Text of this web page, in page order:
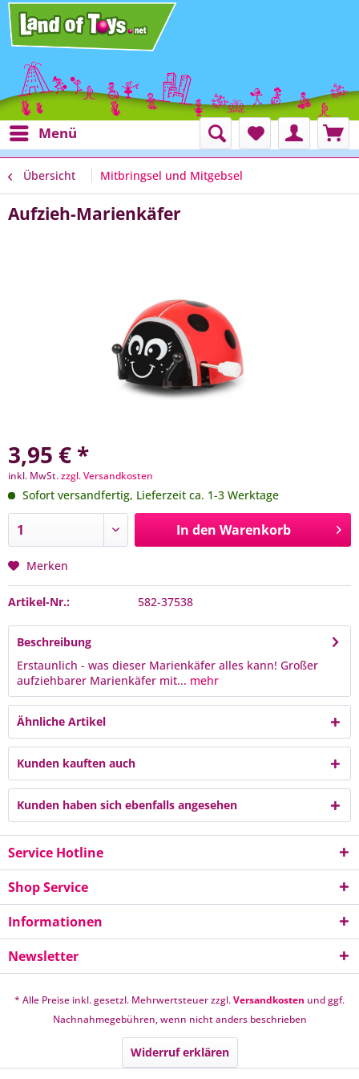
Menü
Übersicht Mitbringsel und Mitgebsel
Aufzieh-Marienkäfer
3,95 € *
inkl. MwSt.zzgl. Versandkosten
Sofort versandfertig, Lieferzeit ca. 1-3 Werktage
In den Warenkorb
Merken
Artikel-Nr.: 582-37538
Beschreibung
Erstaunlich - was dieser Marienkäfer alles kann! Großer
aufziehbarer Marienkäfer mit... mehr
Ähnliche Artikel
Kunden kauften auch
Kunden haben sich ebenfalls angesehen
Service Hotline
Shop Service
Informationen
Newsletter
* Alle Preise inkl. gesetzl. Mehrwertsteuer zzgl.Versandkosten und ggf.
Nachnahmegebühren, wenn nicht anders beschrieben
Widerruf erklären